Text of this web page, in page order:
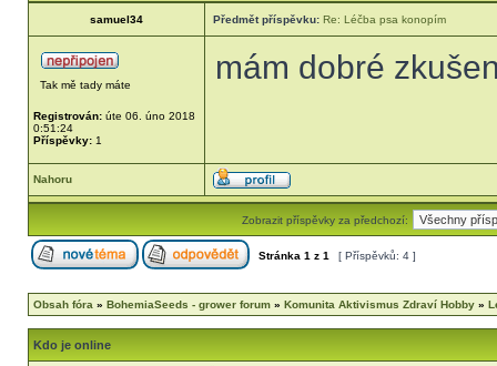
samuel34 Předmět příspěvku: Re: Léčba psa konopím
Tak mě tady máte
Registrován: úte 06. úno 2018
0:51:24
Příspěvky: 1
mám dobré
Nahoru
Zobrazit příspěvky za předchozí:
Stránka 1 z 1 [ Příspěvků: 4 ]
Obsah fóra » BohemiaSeeds - grower forum » Komunita Aktivismus Zdraví Hobby »
Kdo je online